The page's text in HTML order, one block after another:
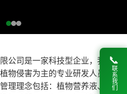
公司是一家科技型企业，我
物侵害为主的专业研发人员
理理念包括：植物营养液、
📞
联系我们